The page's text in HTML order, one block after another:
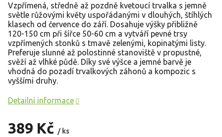
389 Kč / ks
Vzpřímená, středně až pozdně kvetoucí trvalka s jemně
světle růžovými květy uspořádanými v dlouhých, štíhlých
klasech od července do září. Dosahuje výšky přibližně
120-150 cm při šířce 50-60 cm a vytváří pevné trsy
vzpřímených stonků s tmavě zelenými, kopinatými listy.
Preferuje slunné až polostinné stanoviště v propustné,
svěží až vlhké půdě. Díky své výšce a jemné barvě je
vhodná do pozadí trvalkových záhonů a kompozic s
vyššími druhy.
Detailní informace